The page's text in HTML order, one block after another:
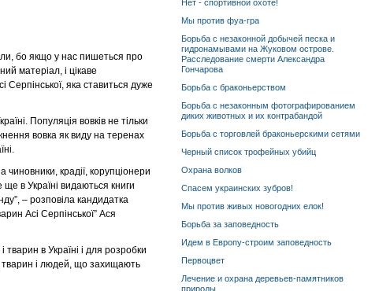
бо якщо у нас пишеться про
матеріал, і цікаве
Серпінської, яка ставиться дуже
Популяція вовків не тільки
вовка як виду на теренах
чиновники, крадії, корупціонери
ще в Україні видаються книги
– розповіла кандидатка
Асі Серпінської” Ася
в Україні і для розробки
тварин і людей, що захищають
Нет - спортивной охоте!
Мы против фуа-гра
Борьба с незаконной добычей песка и
гидронамывами на Жуковом острове.
Расследование смерти Александра
Гончарова
Борьба с браконьерством
Борьба с незаконным фотографированием
диких животных и их контрабандой
Борьба с торговлей браконьерскими сетями
Черный список трофейных убийц
Охрана волков
Спасем украинских зубров!
Мы против живых новогодних елок!
Борьба за заповедность
Идем в Европу-строим заповедность
Первоцвет
Лечение и охрана деревьев-памятников
природы